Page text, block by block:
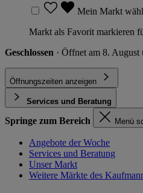
Mein Markt
Markt als Favorit markieren
Geschlossen · Öffnet am 8.
Öffnungszeiten anzeigen
Services und Beratung
Springe zum Bereich Menü
Angebote der Woche
Services und Beratung
Unser Markt
Weitere Märkte des